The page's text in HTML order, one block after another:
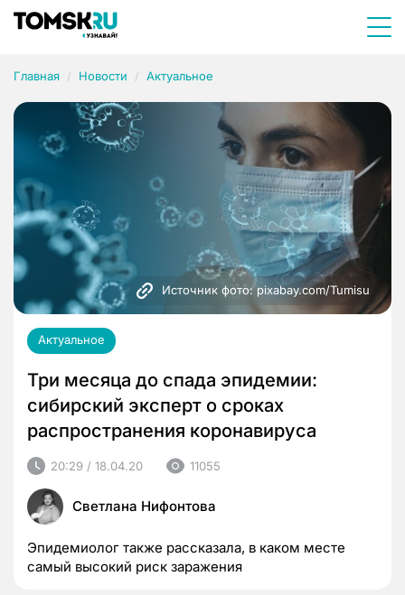
Главная Новости Актуальное
Источник фото: pixabay.com/Tumisu
Актуальное
Три месяца до спада эпидемии:
сибирский эксперт о сроках
распространения коронавируса
20:29 / 18.04.20 11055
Светлана Нифонтова
Эпидемиолог также рассказала, в каком месте
самый высокий риск заражения